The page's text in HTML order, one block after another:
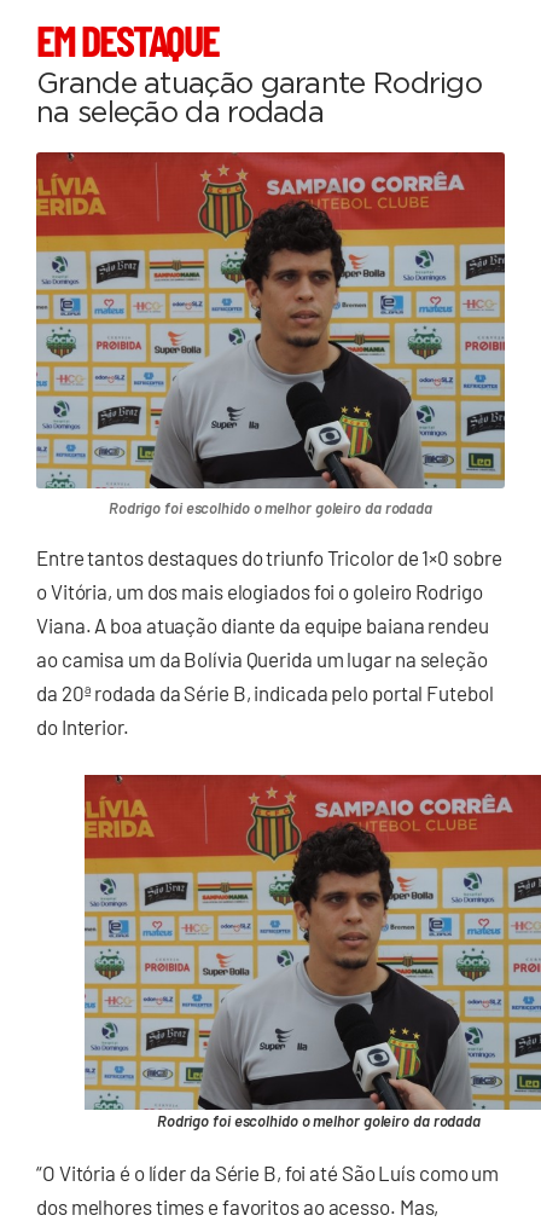
EM DESTAQUE
Grande atuação garante Rodrigo
na seleção da rodada
Rodrigo foi escolhido o melhor goleiro da rodada
Entre tantos destaques do triunfo Tricolor de 1×0 sobre
o Vitória, um dos mais elogiados foi o goleiro Rodrigo
Viana. A boa atuação diante da equipe baiana rendeu
ao camisa um da Bolívia Querida um lugar na seleção
da 20ª rodada da Série B, indicada pelo portal Futebol
do Interior.
Rodrigo foi escolhido o melhor goleiro da rodada
“O Vitória é o líder da Série B, foi até São Luís como um
dos melhores times e favoritos ao acesso. Mas,